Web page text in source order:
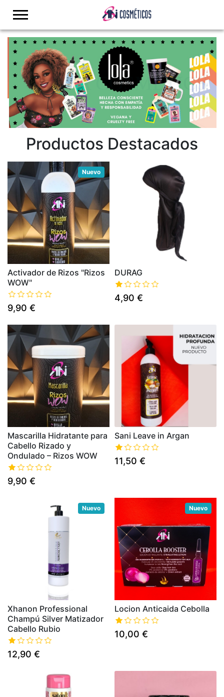
LOLA COSMETICS
Productos Destacados
Nuevo
Activador de Rizos "Rizos
WOW"
9,90 €
DURAG
4,90 €
Mascarilla Hidratante para
Cabello Rizado y
Ondulado – Rizos WOW
9,90 €
Sani Leave in Argan
11,50 €
Nuevo
Xhanon Professional
Champú Silver Matizador
Cabello Rubio
12,90 €
Nuevo
Locion Anticaida Cebolla
10,00 €